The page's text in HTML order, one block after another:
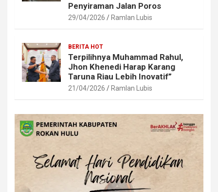
Penyiraman Jalan Poros
29/04/2026 Ramlan Lubis
BERITA HOT
Terpilihnya Muhammad Rahul,
Jhon Khenedi Harap Karang
Taruna Riau Lebih Inovatif”
21/04/2026 Ramlan Lubis